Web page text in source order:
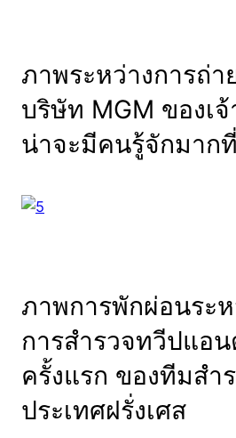
ภาพระหว่างการถ่า
บริษัท MGM ของเ
น่าจะมีคนรู้จักมาก
ภาพการพักผ่อนระ
การสำรวจทวีปแอ
ครั้งแรก ของทีมสำ
ประเทศฝรั่งเศส